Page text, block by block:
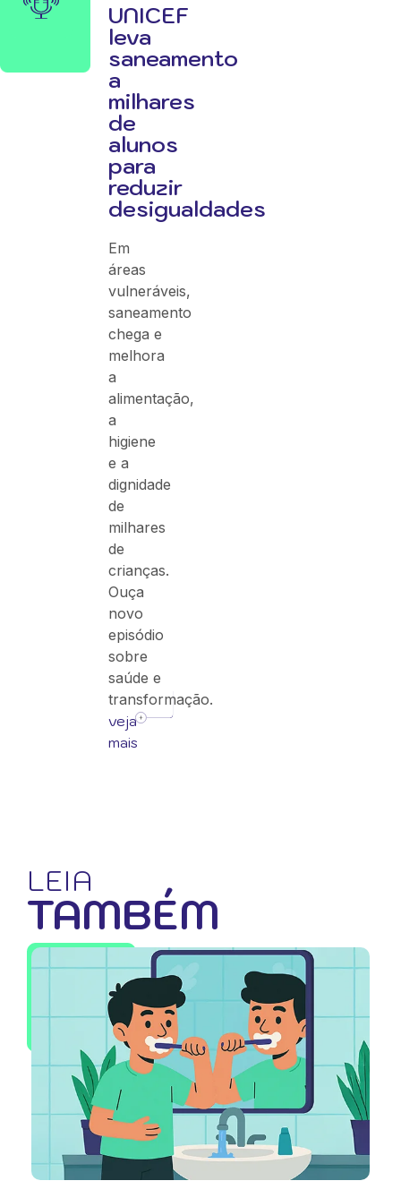
UNICEF
leva
saneamento
a
milhares
de
alunos
para
reduzir
desigualdades
Em
áreas
vulneráveis,
saneamento
chega e
melhora
a
alimentação,
a
higiene
e a
dignidade
de
milhares
de
crianças.
Ouça
novo
episódio
sobre
saúde e
transformação.
veja
mais
LEIA
TAMBÉM